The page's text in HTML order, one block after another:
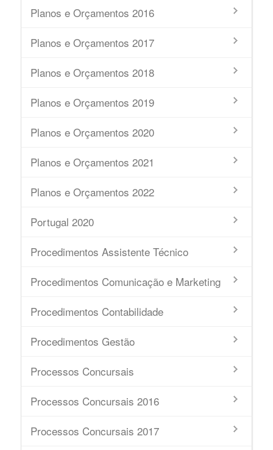
Planos e Orçamentos 2016
Planos e Orçamentos 2017
Planos e Orçamentos 2018
Planos e Orçamentos 2019
Planos e Orçamentos 2020
Planos e Orçamentos 2021
Planos e Orçamentos 2022
Portugal 2020
Procedimentos Assistente Técnico
Procedimentos Comunicação e Marketing
Procedimentos Contabilidade
Procedimentos Gestão
Processos Concursais
Processos Concursais 2016
Processos Concursais 2017